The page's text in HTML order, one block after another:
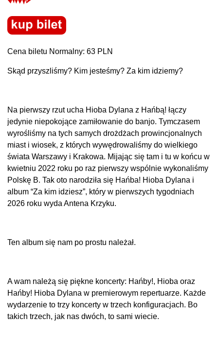
Cena biletu Normalny: 63 PLN
Skąd przyszliśmy? Kim jesteśmy? Za kim idziemy?
Na pierwszy rzut ucha Hioba Dylana z Hańbą! łączy
jedynie niepokojące zamiłowanie do banjo. Tymczasem
wyrośliśmy na tych samych drożdżach prowincjonalnych
miast i wiosek, z których wywędrowaliśmy do wielkiego
świata Warszawy i Krakowa. Mijając się tam i tu w końcu w
kwietniu 2022 roku po raz pierwszy wspólnie wykonaliśmy
Polskę B. Tak oto narodziła się Hańba! Hioba Dylana i
album “Za kim idziesz”, który w pierwszych tygodniach
2026 roku wyda Antena Krzyku.
Ten album się nam po prostu należał.
A wam należą się piękne koncerty: Hańby!, Hioba oraz
Hańby! Hioba Dylana w premierowym repertuarze. Każde
wydarzenie to trzy koncerty w trzech konfiguracjach. Bo
takich trzech, jak nas dwóch, to sami wiecie.